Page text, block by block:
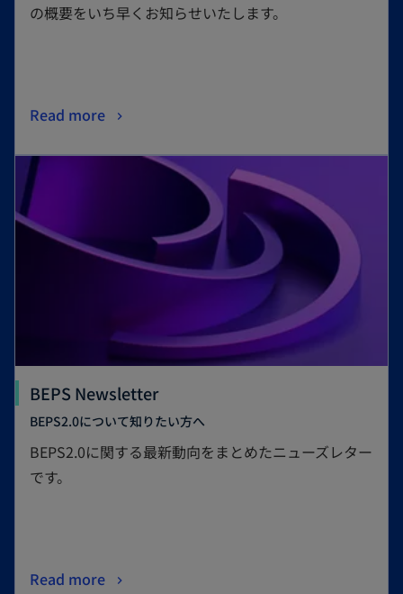
の概要をいち早くお知らせいたします。
Read more
BEPS Newsletter
BEPS2.0について知りたい方へ
BEPS2.0に関する最新動向をまとめたニューズレター
です。
Read more